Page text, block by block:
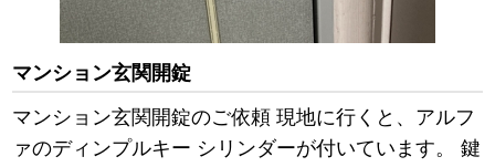
マンション玄関開錠
マンション玄関開錠のご依頼 現地に行くと、アルフ
ァのディンプルキー シリンダーが付いています。 鍵